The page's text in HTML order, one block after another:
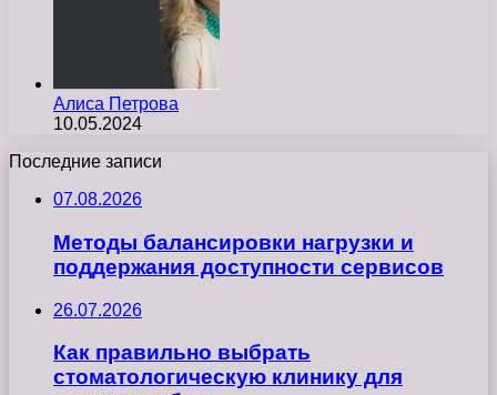
Алиса Петрова
10.05.2024
Последние записи
07.08.2026
Методы балансировки нагрузки и
поддержания доступности сервисов
26.07.2026
Как правильно выбрать
стоматологическую клинику для